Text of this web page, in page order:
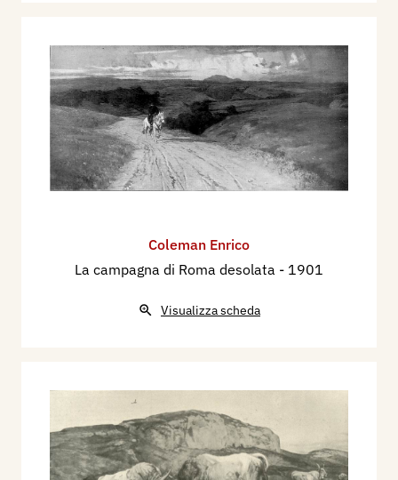
Coleman Enrico
La campagna di Roma desolata - 1901
Visualizza scheda